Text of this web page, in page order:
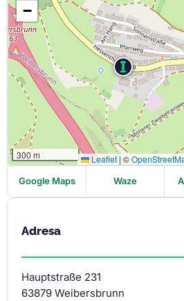
−
300 m Leaflet | ©
Google Maps Waze
Adresa
Hauptstraße 231
63879 Weibersbrunn